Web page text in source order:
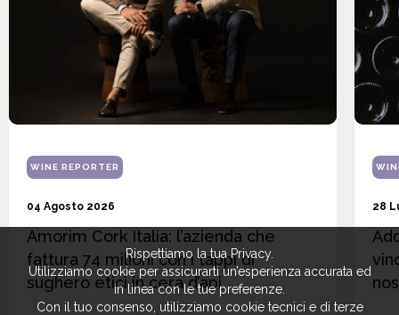
WINE REPORTER
04 Agosto 2026
Amorim Cork Italia: l’azienda che
fattura 74 milioni con i tappi di
sughero etici in cera d’api
28
Rispettiamo la tua Privacy.
Utilizziamo cookie per assicurarti un’esperienza accurata ed
in linea con le tue preferenze.
Con il tuo consenso, utilizziamo cookie tecnici e di terze